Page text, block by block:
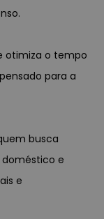
otimiza o tempo
para a
busca
e
e